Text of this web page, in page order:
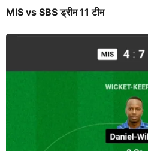
MIS vs SBS ड्रीम 11 टीम